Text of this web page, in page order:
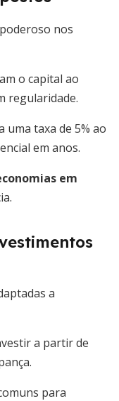
nos
o capital ao
regularidade.
uma taxa de 5% ao
em anos.
em
a
a partir de
para